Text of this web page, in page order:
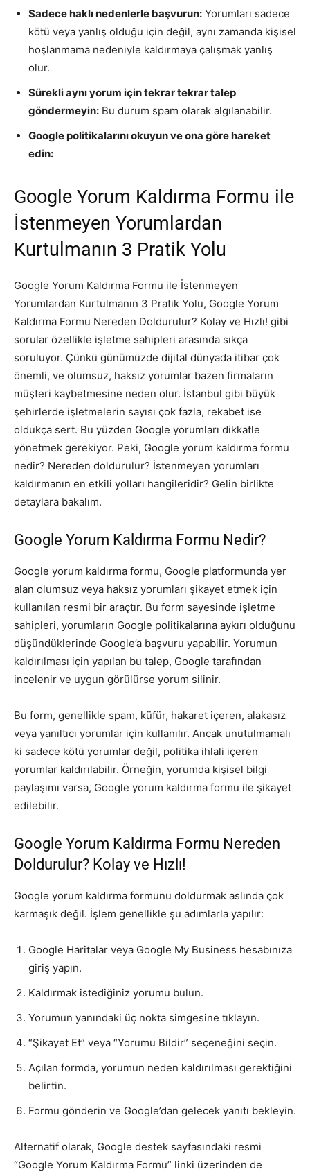
Sadece haklı nedenlerle başvurun: Yorumları sadece
kötü veya yanlış olduğu için değil, aynı zamanda kişisel
hoşlanmama nedeniyle kaldırmaya çalışmak yanlış
olur.
Sürekli aynı yorum için tekrar tekrar talep
göndermeyin: Bu durum spam olarak algılanabilir.
Google politikalarını okuyun ve ona göre hareket
edin:
Google Yorum Kaldırma Formu ile
İstenmeyen Yorumlardan
Kurtulmanın 3 Pratik Yolu
Google Yorum Kaldırma Formu ile İstenmeyen
Yorumlardan Kurtulmanın 3 Pratik Yolu, Google Yorum
Kaldırma Formu Nereden Doldurulur? Kolay ve Hızlı! gibi
sorular özellikle işletme sahipleri arasında sıkça
soruluyor. Çünkü günümüzde dijital dünyada itibar çok
önemli, ve olumsuz, haksız yorumlar bazen firmaların
müşteri kaybetmesine neden olur. İstanbul gibi büyük
şehirlerde işletmelerin sayısı çok fazla, rekabet ise
oldukça sert. Bu yüzden Google yorumları dikkatle
yönetmek gerekiyor. Peki, Google yorum kaldırma formu
nedir? Nereden doldurulur? İstenmeyen yorumları
kaldırmanın en etkili yolları hangileridir? Gelin birlikte
detaylara bakalım.
Google Yorum Kaldırma Formu Nedir?
Google yorum kaldırma formu, Google platformunda yer
alan olumsuz veya haksız yorumları şikayet etmek için
kullanılan resmi bir araçtır. Bu form sayesinde işletme
sahipleri, yorumların Google politikalarına aykırı olduğunu
düşündüklerinde Google’a başvuru yapabilir. Yorumun
kaldırılması için yapılan bu talep, Google tarafından
incelenir ve uygun görülürse yorum silinir.
Bu form, genellikle spam, küfür, hakaret içeren, alakasız
veya yanıltıcı yorumlar için kullanılır. Ancak unutulmamalı
ki sadece kötü yorumlar değil, politika ihlali içeren
yorumlar kaldırılabilir. Örneğin, yorumda kişisel bilgi
paylaşımı varsa, Google yorum kaldırma formu ile şikayet
edilebilir.
Google Yorum Kaldırma Formu Nereden
Doldurulur? Kolay ve Hızlı!
Google yorum kaldırma formunu doldurmak aslında çok
karmaşık değil. İşlem genellikle şu adımlarla yapılır:
Google Haritalar veya Google My Business hesabınıza
giriş yapın.
Kaldırmak istediğiniz yorumu bulun.
Yorumun yanındaki üç nokta simgesine tıklayın.
“Şikayet Et” veya “Yorumu Bildir” seçeneğini seçin.
Açılan formda, yorumun neden kaldırılması gerektiğini
belirtin.
Formu gönderin ve Google’dan gelecek yanıtı bekleyin.
Alternatif olarak, Google destek sayfasındaki resmi
“Google Yorum Kaldırma Formu” linki üzerinden de